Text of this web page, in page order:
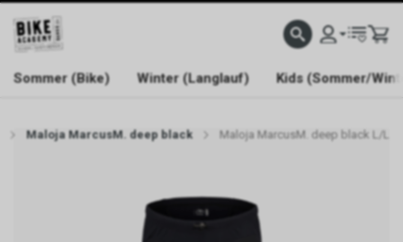
WELCOME TO BIKE ACADEMY
Sommer (Bike) Winter (Langlauf) Kids (Sommer/
Maloja MarcusM. deep black Maloja MarcusM. deep black L/L